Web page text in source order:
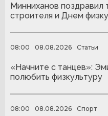
Минниханов поздравил
строителя и Днем
08:00 08.08.2026 Статьи
«Начните с танцев»:
полюбить физкультуру
08:00 08.08.2026 Спорт